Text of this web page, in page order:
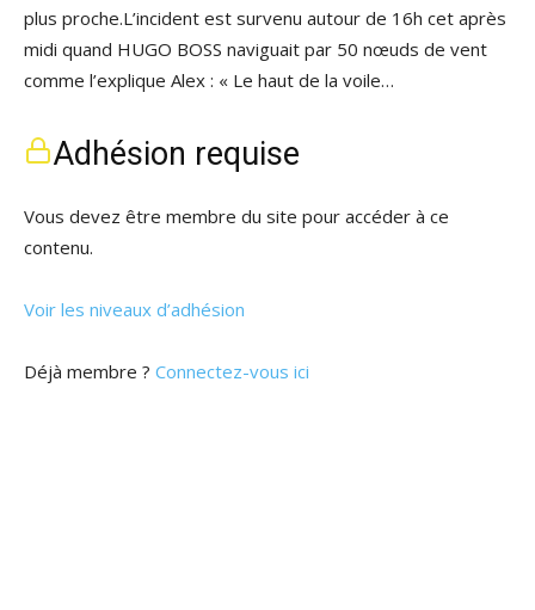
plus proche.L’incident est survenu autour de 16h cet après
midi quand HUGO BOSS naviguait par 50 nœuds de vent
comme l’explique Alex : « Le haut de la voile…
Adhésion requise
Vous devez être membre du site pour accéder à ce
contenu.
Voir les niveaux d’adhésion
Déjà membre ? Connectez-vous ici